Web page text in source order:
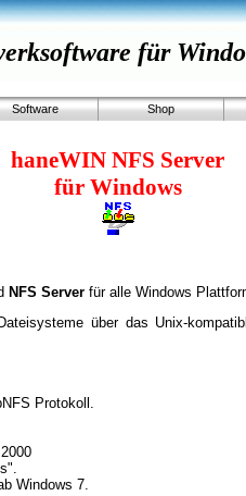
für
Software Shop
haneWIN NFS Server
für Windows
NFS Server für alle Windows
über das Unix-
Protokoll.
Windows 7.